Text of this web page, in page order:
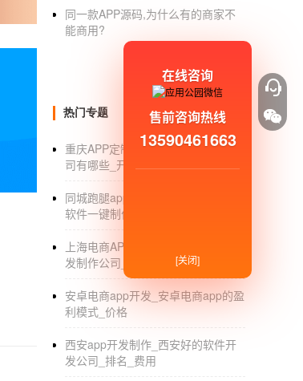
有哪些有意思的微信小程序
1、三言二语鱼读(读书)，一本靠聊天读名著
书。小程序中的阅读方法简单易懂。
2.名画滤镜APP，照片一键秒到世界名画，
格、彩铅风格等滤镜。并能在一秒钟内将你
3.九宫图发电机。通常你在朋友圈看到别人
中秋节照片投票小程序，线上投票
1.打开人人秀小程序页面制作工具
2.进入模板门店3354功能，选择“照片投票”
择你喜欢的点击进入，然后马上用鼠标左键点
同一款APP源码,为什么有的商家不
能商用?
热门专题
重庆APP定制_重庆APP定制外包公
司有哪些_开发制作_外包公司
同城跑腿app制作_同城外卖跑腿app
软件一键制作_开发价格_平台
上海电商APP制作_上海电商APP开
发制作公司_排名_费用
安卓电商app开发_安卓电商app的盈
利模式_价格
西安app开发制作_西安好的软件开
发公司_排名_费用
在线咨询
售前咨询热线
13590461663
[关闭]